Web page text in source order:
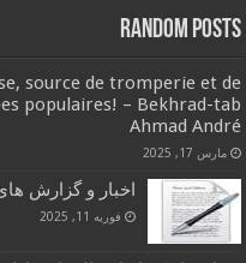
Random Posts
source de tromperie et de
populaires! – Bekhrad-tab
Ahmad André
مارس 17, 2025
اخبار و گزارش های کارگری
فوریه 11, 2025